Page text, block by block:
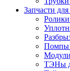
Запчасти
Помпы
ТЭНы